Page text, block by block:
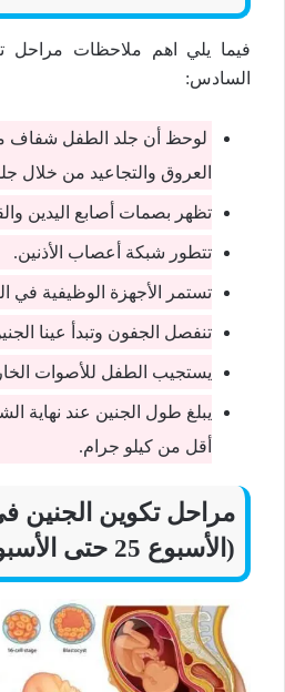
فيما يلي اهم ملاحظات مراحل
السادس:
لوحظ أن جلد الطفل شفاف
العروق والتجاعيد من خلال
تظهر بصمات أصابع اليدين
تتطور شبكة أعصاب الأذنين.
تستمر الأجهزة الوظيفية في
تنفصل الجفون وتبدأ عينا
يستجيب الطفل للأصوات
أقل من كيلو جرام.
مراحل تكوين الجنين
(الأسبوع 25 حتى الأسبوع 28)